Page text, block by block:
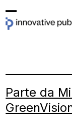
toOpen
Close
Parte da